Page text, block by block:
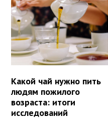
Какой чай нужно пить
людям пожилого
возраста: итоги
исследований